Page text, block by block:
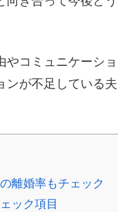
やコミュニケーショ
ンが不足している夫
離婚率もチェック
ック項目